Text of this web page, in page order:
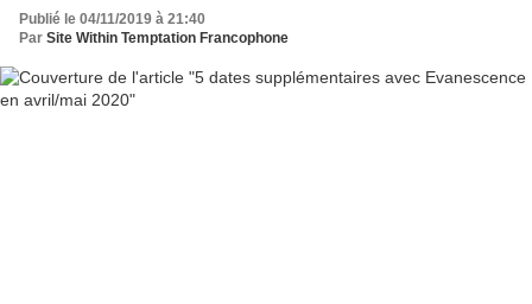
Publié le 04/11/2019 à 21:40
Par Site Within Temptation Francophone